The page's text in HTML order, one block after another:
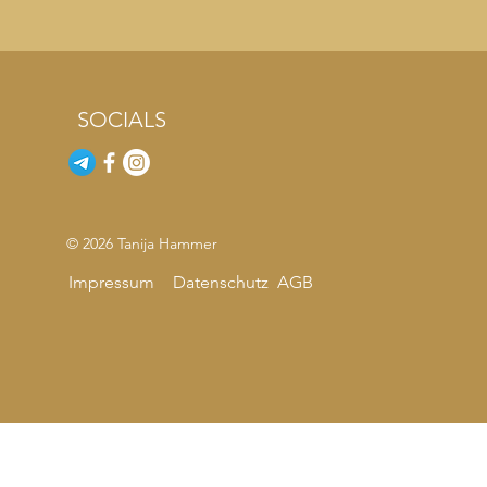
SOCIALS
© 2026 Tanija Hammer
Impressum Datenschutz AGB